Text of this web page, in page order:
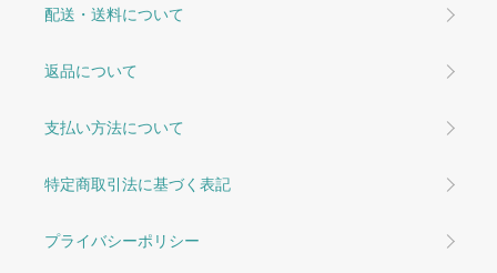
配送・送料について
返品について
支払い方法について
特定商取引法に基づく表記
プライバシーポリシー